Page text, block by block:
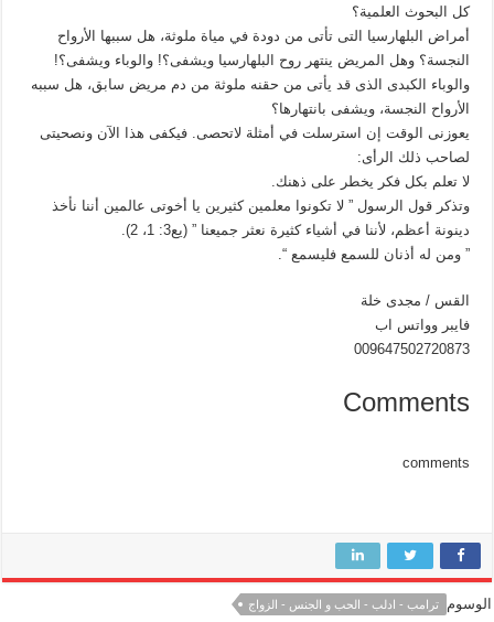
كل البحوث العلمية؟
أمراض البلهارسيا التى تأتى من دودة في مياة ملوثة، هل سببها الأرواح
النجسة؟ وهل المريض ينتهر روح البلهارسيا ويشفى؟! والوباء ويشفى؟!
والوباء الكبدى الذى قد يأتى من حقنه ملوثة من دم مريض سابق، هل سببه
الأرواح النجسة، ويشفى بانتهارها؟
يعوزنى الوقت إن استرسلت في أمثلة لاتحصى. فيكفى هذا الآن ونصحيتى
لصاحب ذلك الرأى:
لا تعلم بكل فكر يخطر على ذهنك.
وتذكر قول الرسول ” لا تكونوا معلمين كثيرين يا أخوتى عالمين أننا نأخذ
دينونة أعظم، لأننا في أشياء كثيرة نعثر جميعنا ” (يع3: 1، 2).
” ومن له أذنان للسمع فليسمع “.
القس / مجدى خلة
فايبر وواتس اب
009647502720873
Comments
comments
الوسوم ترامب - ادلب - الحب و الجنس - الزواج